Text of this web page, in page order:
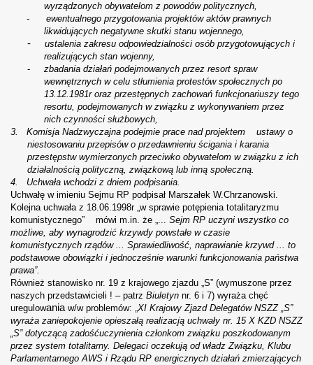
wyrządzonych obywatelom z powodów politycznych,
- ewentualnego przygotowania projektów aktów prawnych
likwidujących negatywne skutki stanu wojennego,
-
ustalenia zakresu odpowiedzialności osób przygotowujących i
realizujących stan wojenny,
-
zbadania działań podejmowanych przez resort spraw
wewnętrznych w celu stłumienia protestów społecznych po
13.12.1981r oraz przestępnych zachowań funkcjonariuszy tego
resortu, podejmowanych w związku z wykonywaniem przez
nich czynności służbowych,
3.
Komisja Nadzwyczajna podejmie prace nad projektem
ustawy o
niestosowaniu przepisów o przedawnieniu ścigania i karania
przestępstw wymierzonych przeciwko obywatelom w związku z ich
działalnością polityczną, związkową lub inną społeczną.
4.
Uchwała wchodzi z dniem podpisania.
Uchwałę w imieniu Sejmu RP podpisał Marszałek W.Chrzanowski.
Kolejna uchwała z 18.06.1998r „w sprawie potępienia totalitaryzmu
komunistycznego” mówi m.in. że „... Sejm RP uczyni wszystko co
możliwe, aby wynagrodzić krzywdy powstałe w czasie
komunistycznych rządów ... Sprawiedliwość, naprawianie krzywd ... to
podstawowe obowiązki i jednocześnie warunki funkcjonowania państwa
prawa”.
Również stanowisko nr. 19 z krajowego zjazdu „S” (wymuszone przez
naszych przedstawicieli ! – patrz Biuletyn nr. 6 i 7) wyraża chęć
uregulowaniaw/w problemów: „XI Krajowy Zjazd Delegatów NSZZ „S”
wyraża zaniepokojenie opieszałą realizacją uchwały nr. 15 X KZD NSZZ
„S” dotyczącą zadośćuczynienia członkom związku poszkodowanym
przez system totalitarny. Delegaci oczekują od władz Związku, Klubu
Parlamentarnego AWS i Rządu RP energicznych działań zmierzających